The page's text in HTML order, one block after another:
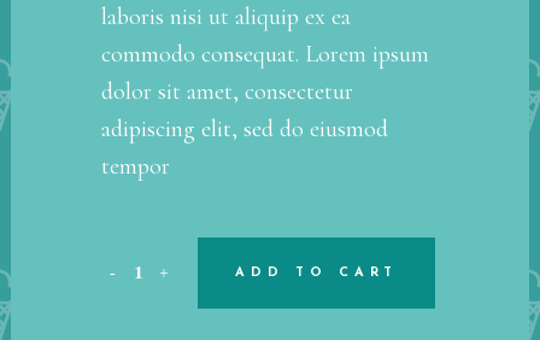
laboris nisi ut aliquip ex ea
commodo consequat. Lorem ipsum
dolor sit amet, consectetur
adipiscing elit, sed do eiusmod
tempor
ADD TO CART